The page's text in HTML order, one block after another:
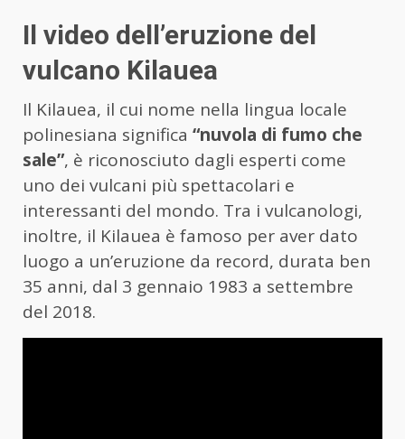
Il video dell’eruzione del
vulcano Kilauea
Il Kilauea, il cui nome nella lingua locale
polinesiana significa “nuvola di fumo che
sale”, è riconosciuto dagli esperti come
uno dei vulcani più spettacolari e
interessanti del mondo. Tra i vulcanologi,
inoltre, il Kilauea è famoso per aver dato
luogo a un’eruzione da record, durata ben
35 anni, dal 3 gennaio 1983 a settembre
del 2018.